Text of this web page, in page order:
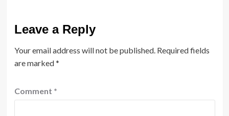
Leave a Reply
Your email address will not be published. Required fields
are marked*
Comment *